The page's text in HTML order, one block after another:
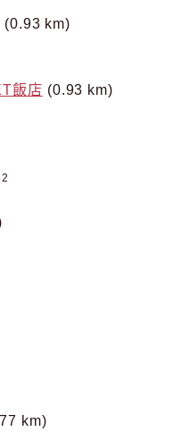
(0.93 km)
飯店 (0.93 km)
km)